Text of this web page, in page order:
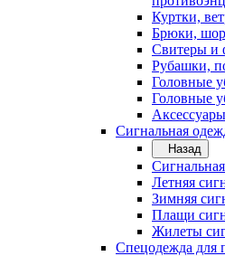
Куртки,
Брюки,
Свитеры и
Рубашки,
Головные
Головные
Аксессуары
Сигнальная
Назад
Летняя
Зимняя
Плащи
Жилеты
Спецодежда для